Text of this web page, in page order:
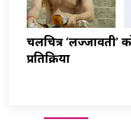
चलचित्र ‘लज्जावती’
प्रतिक्रिया